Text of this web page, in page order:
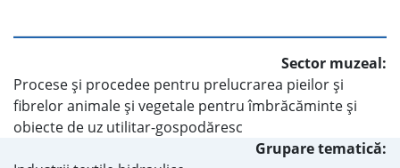
Sector muzeal:
Procese şi procedee pentru prelucrarea pieilor şi
fibrelor animale şi vegetale pentru îmbrăcăminte şi
obiecte de uz utilitar-gospodăresc
Grupare tematică: